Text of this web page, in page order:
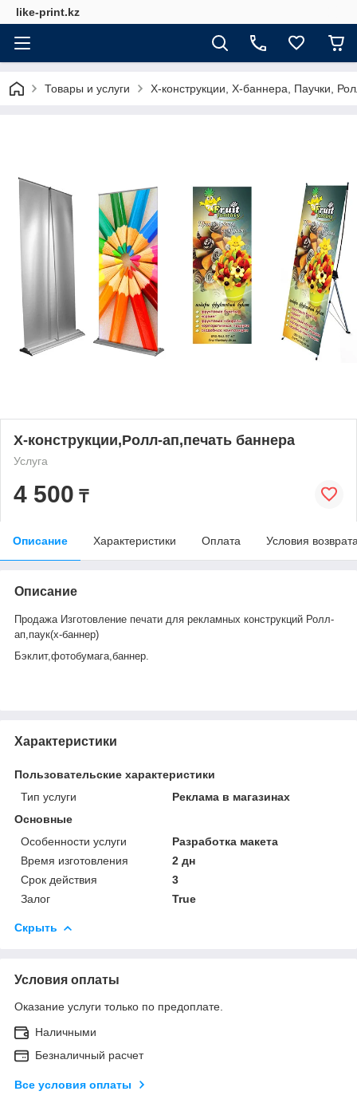
like-print.kz
Товары и услуги Х-конструкции, Х-баннера, Паучки,
Х-конструкции,Ролл-ап,печать баннера
Услуга
4 500 ₸
Описание Характеристики Оплата Условия
Описание
Продажа Изготовление печати для рекламных конструкций Ролл-
ап,паук(х-баннер)
Бэклит,фотобумага,баннер.
Характеристики
Пользовательские характеристики
Тип услуги
Реклама в магазинах
Основные
Особенности услуги
Разработка макета
Время изготовления
2 дн
Срок действия
3
Залог
True
Скрыть
Условия оплаты
Оказание услуги только по предоплате.
Наличными
Безналичный расчет
Все условия оплаты